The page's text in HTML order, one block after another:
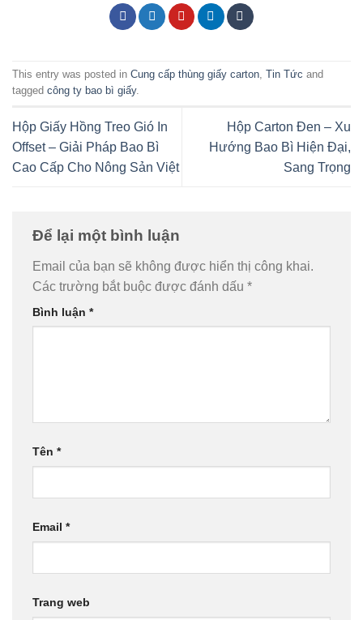
This entry was posted in Cung cấp thùng giấy carton, Tin Tức and
tagged công ty bao bì giấy.
Hộp Giấy Hồng Treo Gió In
Offset – Giải Pháp Bao Bì
Cao Cấp Cho Nông Sản Việt
Hộp Carton Đen – Xu
Hướng Bao Bì Hiện Đại,
Sang Trọng
Để lại một bình luận
Email của bạn sẽ không được hiển thị công khai.
Các trường bắt buộc được đánh dấu *
Bình luận *
Tên *
Email *
Trang web